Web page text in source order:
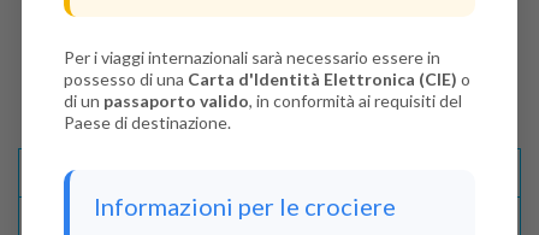
Disponibilità
Per i viaggi internazionali sarà necessario essere in
possesso di una Carta d'Identità Elettronica (CIE) o
di un passaporto valido, in conformità ai requisiti del
Paese di destinazione.
Informazioni per le crociere